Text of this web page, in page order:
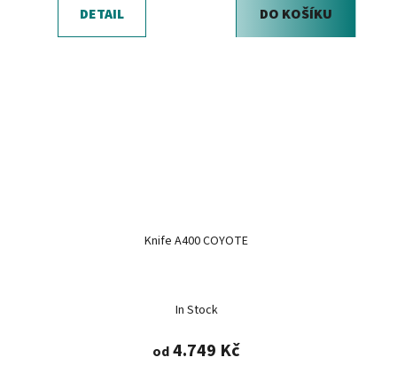
DETAIL DO KOŠÍKU
Knife A400 COYOTE
In Stock
od4.749 Kč